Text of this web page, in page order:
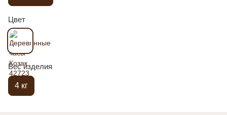
Цвет
Вес изделия
4 кг